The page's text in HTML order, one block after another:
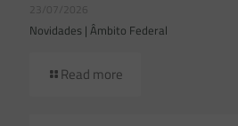
23/07/2026
Novidades | Âmbito Federal
Read more